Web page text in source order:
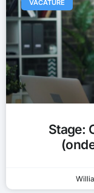
VACATURE
Stage: